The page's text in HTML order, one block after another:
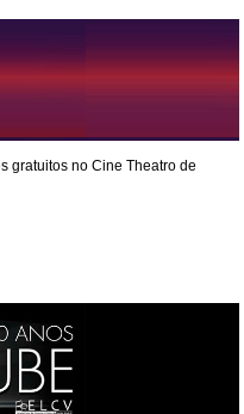
gratuitos no Cine Theatro de